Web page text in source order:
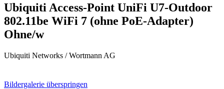
Ubiquiti Access-Point UniFi U7-Outdoor
802.11be WiFi 7 (ohne PoE-Adapter)
Ohne/w
Ubiquiti Networks / Wortmann AG
Bildergalerie überspringen